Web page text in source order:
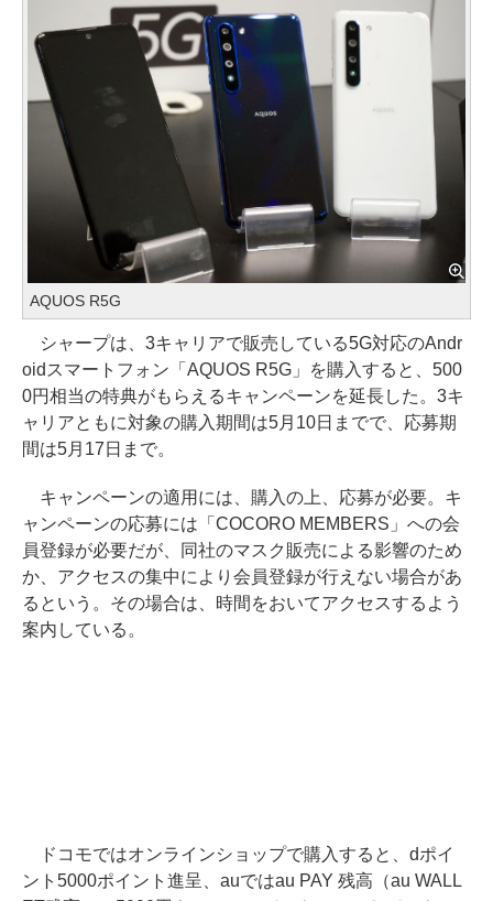
AQUOS R5G
シャープは、3キャリアで販売している5G対応のAndr
oidスマートフォン「AQUOS R5G」を購入すると、500
0円相当の特典がもらえるキャンペーンを延長した。3キ
ャリアともに対象の購入期間は5月10日までで、応募期
間は5月17日まで。
キャンペーンの適用には、購入の上、応募が必要。キ
ャンペーンの応募には「COCORO MEMBERS」への会
員登録が必要だが、同社のマスク販売による影響のため
か、アクセスの集中により会員登録が行えない場合があ
るという。その場合は、時間をおいてアクセスするよう
案内している。
ドコモではオンラインショップで購入すると、dポイ
ント5000ポイント進呈、auではau PAY 残高（au WALL